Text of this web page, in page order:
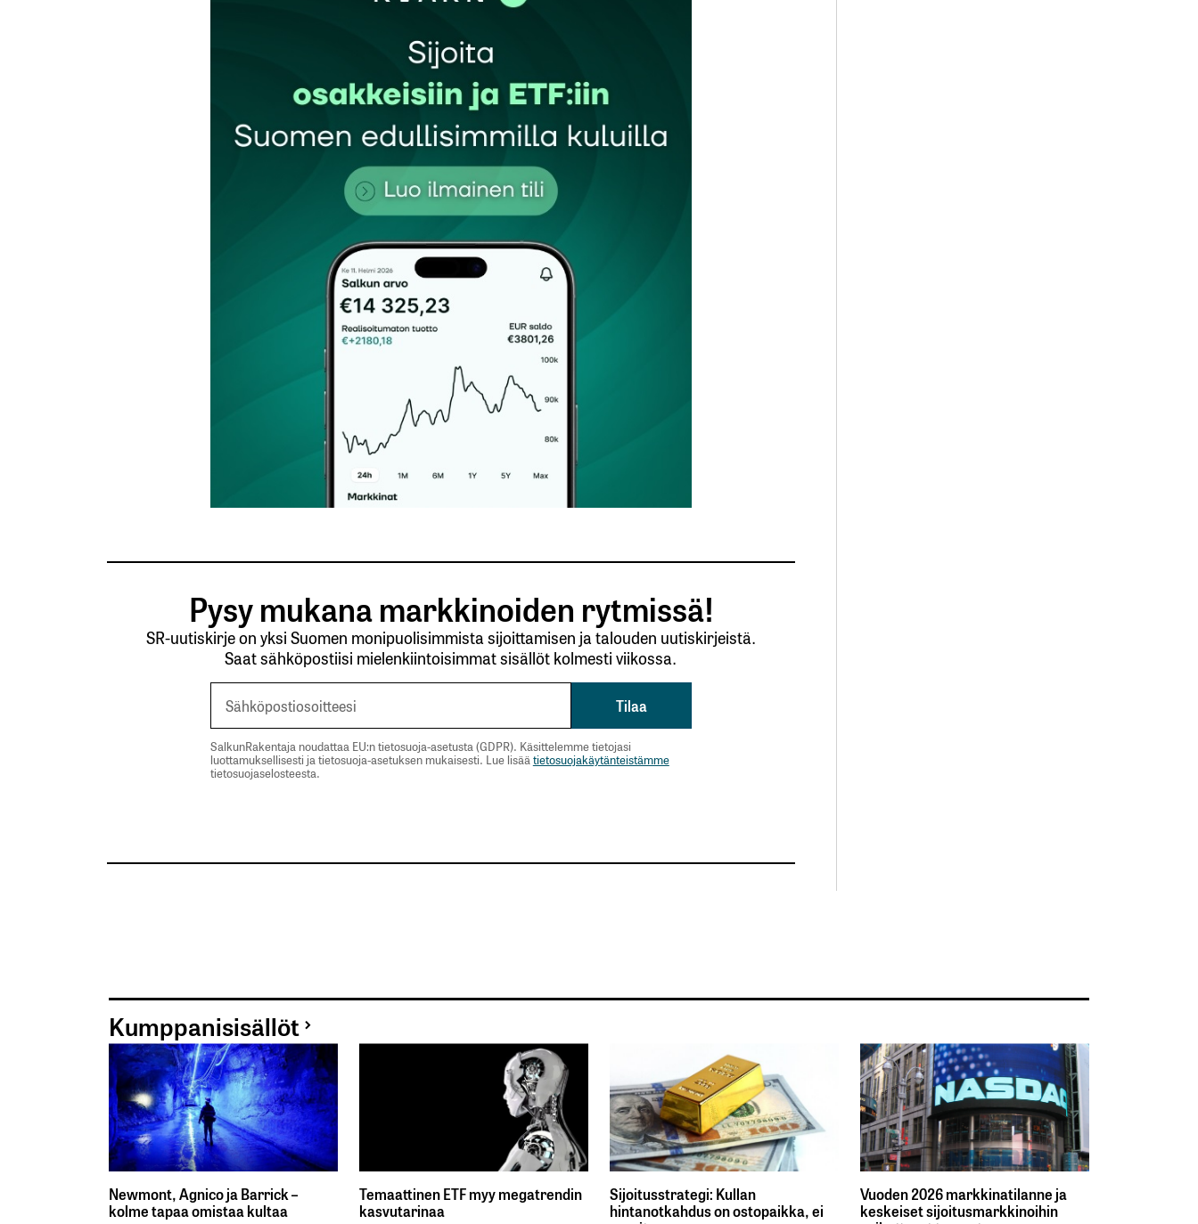
Sähköpostiosoitteesi
Tilaa SalkunRakentajan uutiskirje
Pysy mukana markkinoiden rytmissä!
SR-uutiskirje on yksi Suomen monipuolisimmista sijoittamisen ja talouden uutiskirjeistä.
Saat sähköpostiisi mielenkiintoisimmat sisällöt kolmesti viikossa.
SalkunRakentaja noudattaa EU:n tietosuoja-asetusta (GDPR). Käsittelemme tietojasi
luottamuksellisesti ja tietosuoja-asetuksen mukaisesti. Lue lisäätietosuojakäytänteistämme
tietosuojaselosteesta.
Kumppanisisällöt
Newmont, Agnico ja Barrick –
kolme tapaa omistaa kultaa
Temaattinen ETF myy megatrendin
kasvutarinaa
Sijoitusstrategi: Kullan
hintanotkahdus on ostopaikka, ei
Vuoden 2026 markkinatilanne ja
keskeiset sijoitusmarkkinoihin